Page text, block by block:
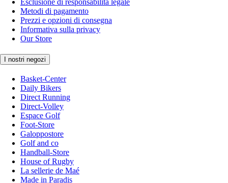
Esclusione di responsabilità legale
Metodi di pagamento
Prezzi e opzioni di consegna
Informativa sulla privacy
Our Store
I nostri negozi
Basket-Center
Daily Bikers
Direct Running
Direct-Volley
Espace Golf
Foot-Store
Galoppostore
Golf and co
Handball-Store
House of Rugby
La sellerie de Maé
Made in Paradis